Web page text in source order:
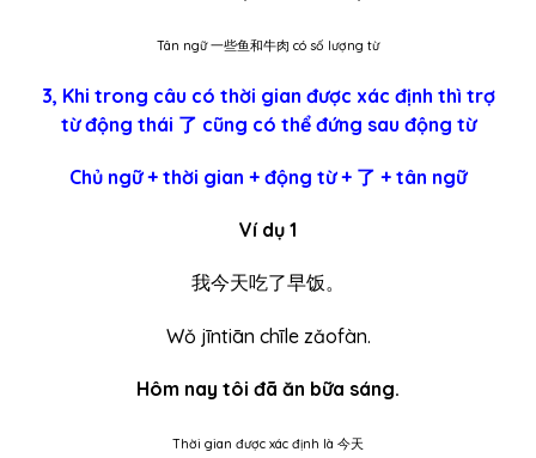
Tân ngữ 一些鱼和牛肉 có số lượng từ
3, Khi trong câu có thời gian được xác định thì trợ
từ động thái 了 cũng có thể đứng sau động từ
Chủ ngữ + thời gian + động từ + 了 + tân ngữ
Ví dụ 1
我今天吃了早饭。
Wǒ jīntiān chīle zǎofàn.
Hôm nay tôi đã ăn bữa sáng.
Thời gian được xác định là 今天